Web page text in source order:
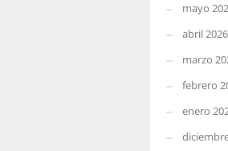
mayo
abril 2026
marzo
febrero
enero